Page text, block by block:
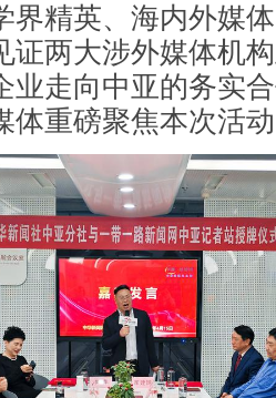
界精英、海内外媒
证两大涉外媒体机
业走向中亚的务实
体重磅聚焦本次活